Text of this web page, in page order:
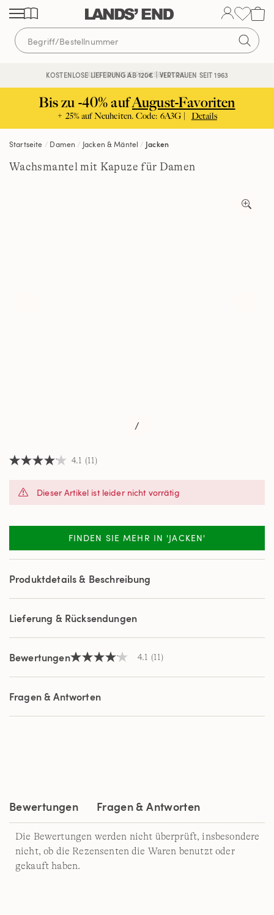
Direkt
zum
Inhalt
Direkt
zur
Navigation
Direkt
zur
Suche
KOSTENLOSE LIEFERUNG AB 120€ | VERTRAUEN SEIT 1963
KOSTENFREIE RÜCKSENDUNG
Bis zu -40% aufAugust-Favoriten
+ 25% auf Neuheiten. Code: 6A3G | Details
Startseite Damen Jacken & Mäntel Jacken
Wachsmantel mit Kapuze für Damen
/
4.1
Sternen,
Bewertung.
Reviews.
Link
derselben
4.1 (11)
Dieser Artikel ist leider nicht vorrätig
FINDEN SIE MEHR IN 'JACKEN'
Produktdetails & Beschreibung
Lieferung & Rücksendungen
Bewertungen4.1
5
Sternen,
Durchschnittswert
Bewertung.
4.1 (11)
Fragen & Antworten
Bewertungen Fragen & Antworten
Die Bewertungen werden nicht überprüft, insbesondere
nicht, ob die Rezensenten die Waren benutzt oder
gekauft haben.